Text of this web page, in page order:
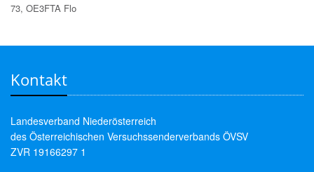
73, OE3FTA Flo
Kontakt
Landesverband Niederösterreich
des Österreichischen Versuchssenderverbands ÖVSV
ZVR 19166297 1